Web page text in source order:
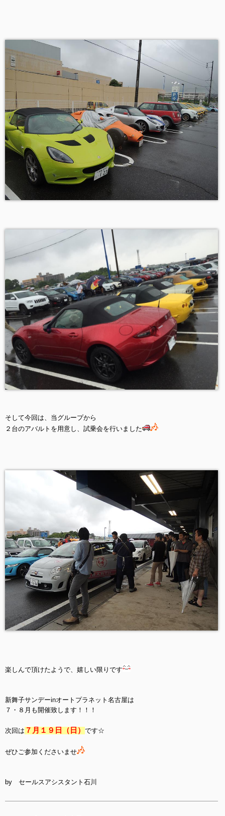
そして今回は、当グループから
２台のアバルトを用意し、試乗会を行いました
楽しんで頂けたようで、嬉しい限りです
新舞子サンデーinオートプラネット名古屋は
７・８月も開催致します！！！
次回は ７月１９日（日 ） です☆
ぜひご参加くださいませ
by セールスアシスタント石川